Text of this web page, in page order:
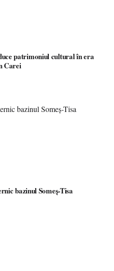
patrimoniul cultural în era
Carei
bazinul Someș-Tisa